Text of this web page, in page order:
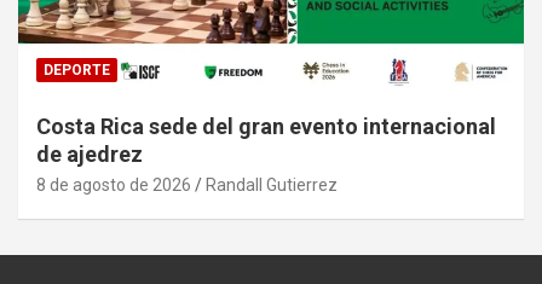
DEPORTE
Costa Rica sede del gran evento internacional
de ajedrez
8 de agosto de 2026 Randall Gutierrez